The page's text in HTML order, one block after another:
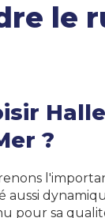
le
?
pour sa